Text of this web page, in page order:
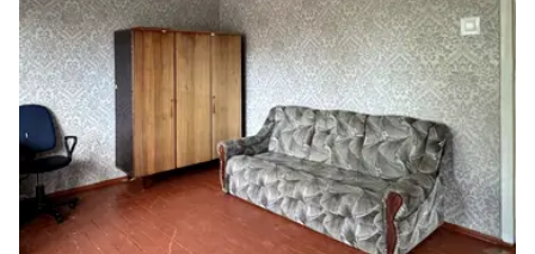
перегляд у зручний для вас час. Такі пропозиції на ринку
зявляються рідко. ID: 929576572